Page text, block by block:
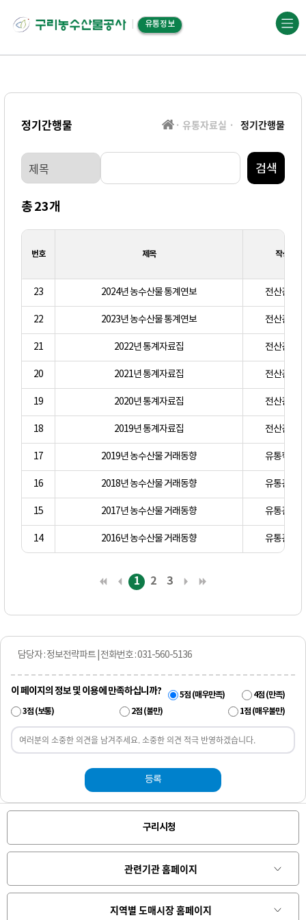
유통정보
정기간행물 · 유통자료실 · 정기간행물
총23개
검색
번호 제목 작성자
23 2024년 농수산물 통계연보 전산관리자
22 2023년 농수산물 통계연보 전산관리자
21 2022년 통계자료집 전산관리자
20 2021년 통계자료집 전산관리자
19 2020년 통계자료집 전산관리자
18 2019년 통계자료집 전산관리자
17 2019년 농수산물 거래동향 유통혁신처
16 2018년 농수산물 거래동향 유통관리부
15 2017년 농수산물 거래동향 유통관리부
14 2016년 농수산물 거래동향 유통관리부
1 2 3
담당자 : 정보전략파트 | 전화번호 : 031-560-5136
이 페이지의 정보 및 이용에 만족하십니까? 5점 (매우만족)
4점 (만족)
3점 (보통)
2점 (불만) 1점 (매우불만)
등록
구리시청